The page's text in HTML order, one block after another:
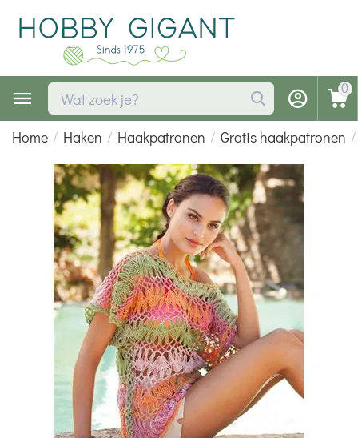
0
Home / Haken / Haakpatronen / Gratis haakpatronen /